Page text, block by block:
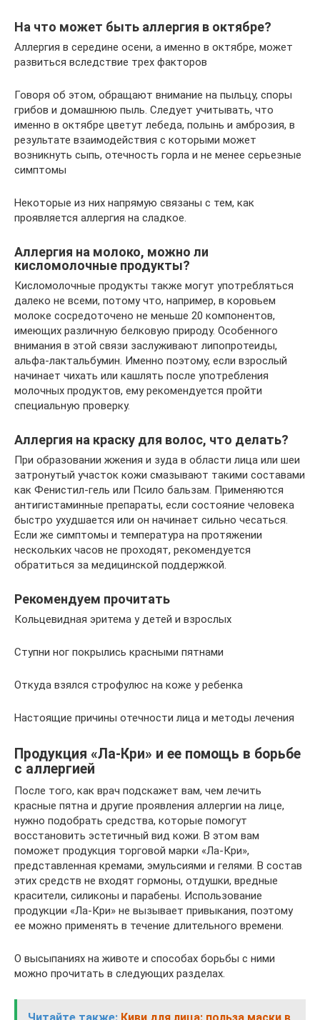
На что может быть аллергия в октябре?
Аллергия в середине осени, а именно в октябре, может
развиться вследствие трех факторов
Говоря об этом, обращают внимание на пыльцу, споры
грибов и домашнюю пыль. Следует учитывать, что
именно в октябре цветут лебеда, полынь и амброзия, в
результате взаимодействия с которыми может
возникнуть сыпь, отечность горла и не менее серьезные
симптомы
Некоторые из них напрямую связаны с тем, как
проявляется аллергия на сладкое.
Аллергия на молоко, можно ли
кисломолочные продукты?
Кисломолочные продукты также могут употребляться
далеко не всеми, потому что, например, в коровьем
молоке сосредоточено не меньше 20 компонентов,
имеющих различную белковую природу. Особенного
внимания в этой связи заслуживают липопротеиды,
альфа-лактальбумин. Именно поэтому, если взрослый
начинает чихать или кашлять после употребления
молочных продуктов, ему рекомендуется пройти
специальную проверку.
Аллергия на краску для волос, что делать?
При образовании жжения и зуда в области лица или шеи
затронутый участок кожи смазывают такими составами
как Фенистил-гель или Псило бальзам. Применяются
антигистаминные препараты, если состояние человека
быстро ухудшается или он начинает сильно чесаться.
Если же симптомы и температура на протяжении
нескольких часов не проходят, рекомендуется
обратиться за медицинской поддержкой.
Рекомендуем прочитать
Кольцевидная эритема у детей и взрослых
Ступни ног покрылись красными пятнами
Откуда взялся строфулюс на коже у ребенка
Настоящие причины отечности лица и методы лечения
Продукция «Ла-Кри» и ее помощь в борьбе
с аллергией
После того, как врач подскажет вам, чем лечить
красные пятна и другие проявления аллергии на лице,
нужно подобрать средства, которые помогут
восстановить эстетичный вид кожи. В этом вам
поможет продукция торговой марки «Ла-Кри»,
представленная кремами, эмульсиями и гелями. В состав
этих средств не входят гормоны, отдушки, вредные
красители, силиконы и парабены. Использование
продукции «Ла-Кри» не вызывает привыкания, поэтому
ее можно применять в течение длительного времени.
О высыпаниях на животе и способах борьбы с ними
можно прочитать в следующих разделах.
Читайте также: Киви для лица: польза маски в